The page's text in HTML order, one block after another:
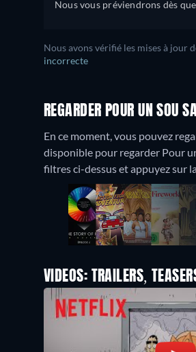
Nous vous préviendrons dès
Nous avons vérifié les mises à jour
incorrecte
REGARDER POUR UN SOU
En ce moment, vous pouvez
disponible pour regarder Pour
filtres ci-dessus et appuyez sur
VIDEOS: TRAILERS,